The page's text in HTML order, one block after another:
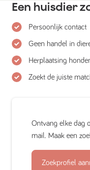
Een huisdier
Persoonlijk contact
Geen handel in
Herplaatsing
Zoekt de juiste
Ontvang elke dag
mail. Maak een
Zoekprofiel